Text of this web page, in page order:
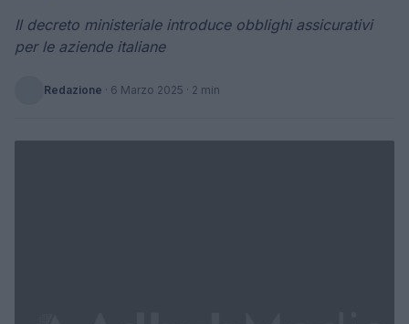
Il decreto ministeriale introduce obblighi assicurativi
per le aziende italiane
Redazione · 6 Marzo 2025 · 2 min